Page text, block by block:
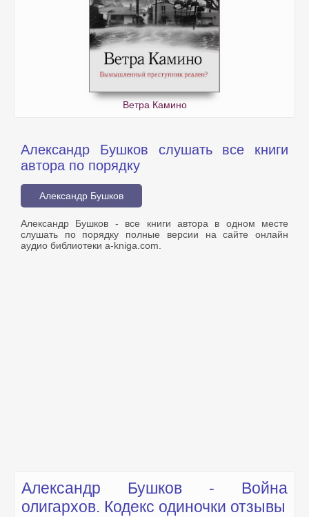
Ветра Камино
Александр Бушков слушать все книги
автора по порядку
Александр Бушков
Александр Бушков - все книги автора в одном месте
слушать по порядку полные версии на сайте онлайн
аудио библиотеки a-kniga.com.
Александр Бушков - Война
олигархов. Кодекс одиночки отзывы